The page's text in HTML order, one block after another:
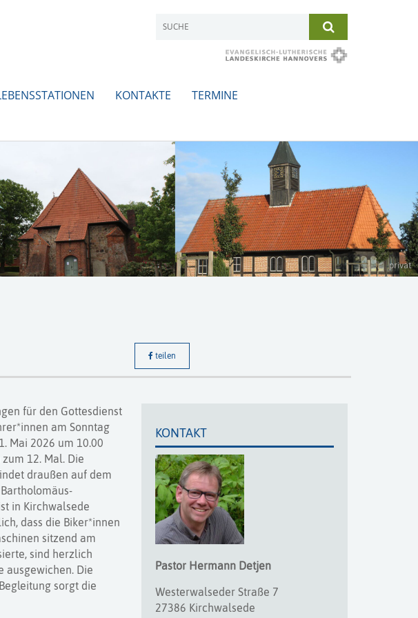
KONTAKTE
TERMINE
privat
teilen
für den Gottesdienst
am Sonntag
Mai 2026 um 10.00
12. Mal. Die
draußen auf dem
in Kirchwalsede
dass die Biker*innen
sitzend am
sind herzlich
ausgewichen. Die
sorgt die
KONTAKT
Pastor Hermann Detjen
Westerwalseder Straße 7
27386 Kirchwalsede